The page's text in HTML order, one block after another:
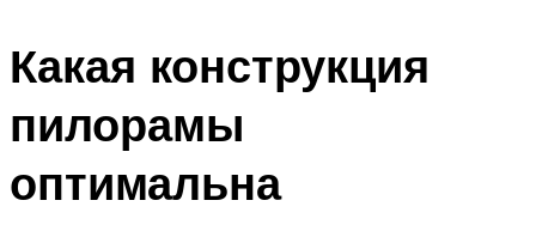
Какая конструкция
пилорамы
оптимальна